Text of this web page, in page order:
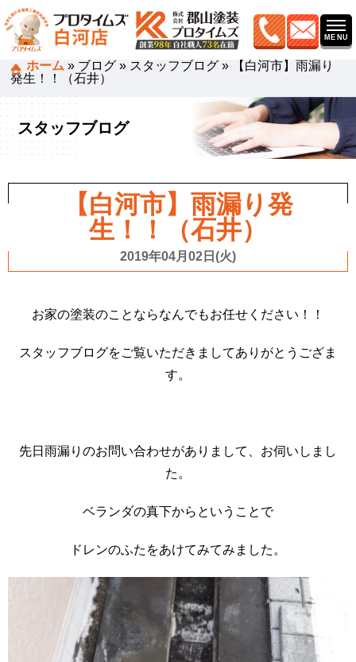
ホーム » ブログ » スタッフブログ »
【白河市】雨漏り
発生！！（石井）
スタッフブログ
【白河市】雨漏り発
生！！（石井）
2019年04月02日(火)
お家の塗装のことならなんでもお任せください！！
スタッフブログをご覧いただきましてありがとうござま
す。
先日雨漏りのお問い合わせがありまして、お伺いしまし
た。
ベランダの真下からということで
ドレンのふたをあけてみてみました。